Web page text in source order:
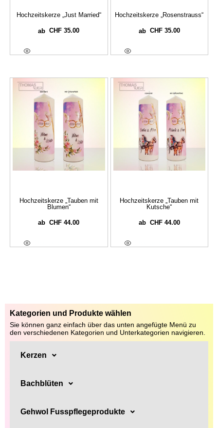
Hochzeitskerze „Just Married“
abCHF 35.00
Hochzeitskerze „Rosenstrauss“
ab CHF35.00
Hochzeitskerze „Tauben mit
Blumen“
abCHF 44.00
Hochzeitskerze „Tauben mit
Kutsche“
ab CHF44.00
Kategorien und Produkte wählen
Sie können ganz einfach über das unten angefügte Menü zu
den verschiedenen Kategorien und Unterkategorien navigieren.
Kerzen
Bachblüten
Gehwol Fusspflegeprodukte